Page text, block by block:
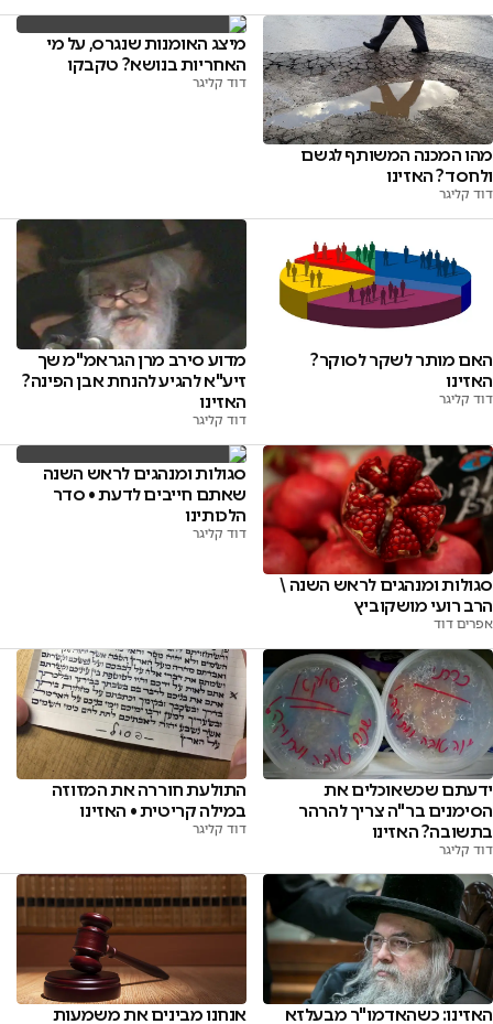
מהו המכנה המשותף לגשם
ולחסד? האזינו
דוד קליגר
מיצג האומנות שנגרס, על מי
האחריות בנושא? טקבקו
דוד קליגר
האם מותר לשקר לסוקר?
האזינו
דוד קליגר
מדוע סירב מרן הגראמ"מ שך
זיע"א להגיע להנחת אבן הפינה?
האזינו
דוד קליגר
סגולות ומנהגים לראש השנה \
הרב רועי מושקוביץ
אפרים דוד
סגולות ומנהגים לראש השנה
שאתם חייבים לדעת • סדר
הלכותינו
דוד קליגר
ידעתם שכשאוכלים את
הסימנים בר"ה צריך להרהר
בתשובה? האזינו
דוד קליגר
התולעת חוררה את המזוזה
במילה קריטית • האזינו
דוד קליגר
האזינו: כשהאדמו"ר מבעלזא אנחנו מבינים את משמעות